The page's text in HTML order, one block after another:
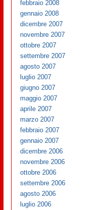
febbraio 2008
gennaio 2008
dicembre 2007
novembre 2007
ottobre 2007
settembre 2007
agosto 2007
luglio 2007
giugno 2007
maggio 2007
aprile 2007
marzo 2007
febbraio 2007
gennaio 2007
dicembre 2006
novembre 2006
ottobre 2006
settembre 2006
agosto 2006
luglio 2006